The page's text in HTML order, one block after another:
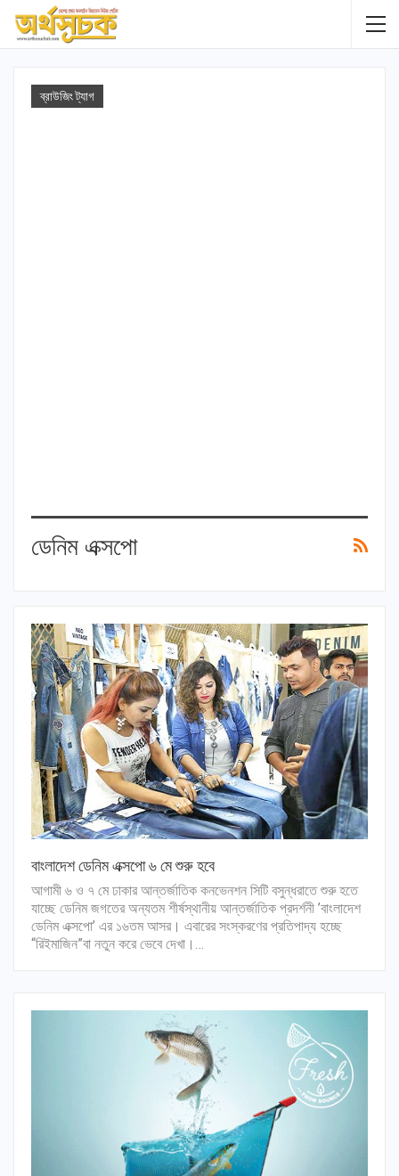
ব্রাউজিং ট্যাগ
ডেনিম এক্সপো
বাংলাদেশ ডেনিম এক্সপো ৬ মে শুরু হবে
আগামী ৬ ও ৭ মে ঢাকার আন্তর্জাতিক কনভেনশন সিটি বসুন্ধরাতে শুরু হতে
যাচ্ছে ডেনিম জগতের অন্যতম শীর্ষস্থানীয় আন্তর্জাতিক প্রদর্শনী ’বাংলাদেশ
ডেনিম এক্সপো’ এর ১৬তম আসর। এবারের সংস্করণের প্রতিপাদ্য হচ্ছে
“রিইমাজিন”বা নতুন করে ভেবে দেখা।…